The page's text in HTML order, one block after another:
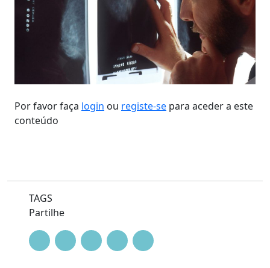
Por favor faça login ou registe-se para aceder a este
conteúdo
TAGS
Partilhe